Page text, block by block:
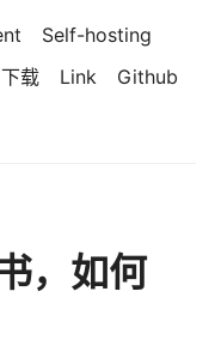
Self-hosting
下载 Link
Github
，如何